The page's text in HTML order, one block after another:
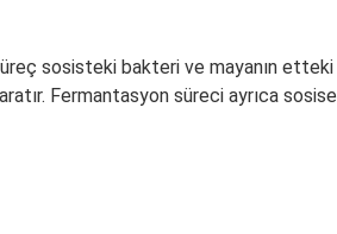
sosisteki bakteri ve mayanın etteki
Fermantasyon süreci ayrıca sosise